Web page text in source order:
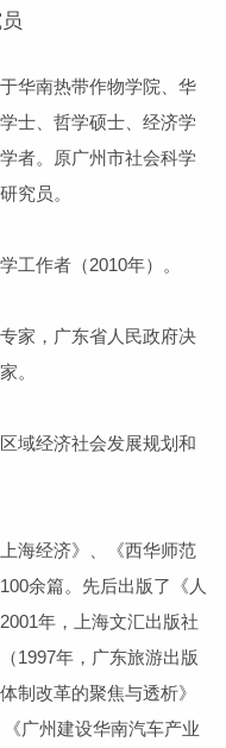
华南热带作物学院、华
士、哲学硕士、经济学
者。原广州市社会科学
究员。
工作者（2010年）。
家，广东省人民政府决
。
域经济社会发展规划和
海经济》、《西华师范
余篇。先后出版了《人
年，上海文汇出版社
1997年，广东旅游出版
制改革的聚焦与透析》
《广州建设华南汽车产业